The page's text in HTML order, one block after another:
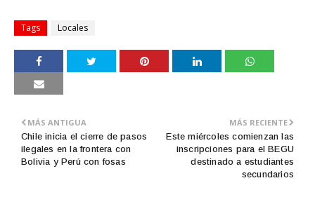
Tags Locales
MÁS RECIENTE
Este miércoles comienzan las
inscripciones para el BEGU
destinado a estudiantes
secundarios
MÁS ANTIGUA
Chile inicia el cierre de pasos
ilegales en la frontera con
Bolivia y Perú con fosas